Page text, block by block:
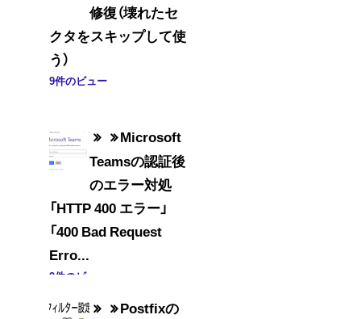
修復（壊れたセ
クタをスキップして使
う）
9件のビュー
Microsoft
Teamsの認証後
のエラー対処
「HTTP 400 エラー」
「400 Bad Request
Erro...
9件のビュー
Postfixの